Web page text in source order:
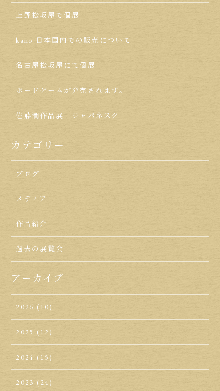
上野松坂屋で個展
kano 日本国内での販売について
名古屋松坂屋にて個展
ボードゲームが発売されます。
佐藤潤作品展 ジャパネスク
カテゴリー
ブログ
メディア
作品紹介
過去の展覧会
アーカイブ
2026 (10)
2025 (12)
2024 (15)
2023 (24)